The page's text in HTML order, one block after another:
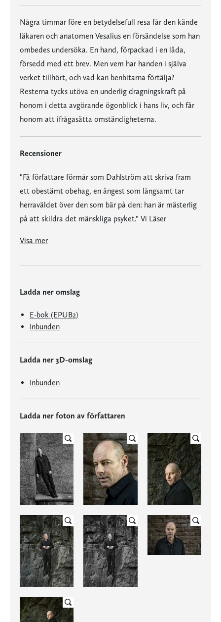
Några timmar före en betydelsefull resa får den kände
läkaren och anatomen Vesalius en försändelse som han
ombedes undersöka. En hand, förpackad i en låda,
försedd med ett brev. Men vem har handen i själva
verket tillhört, och vad kan benbitarna förtälja?
Resterna tycks utöva en underlig dragningskraft på
honom i detta avgörande ögonblick i hans liv, och får
honom att ifrågasätta omständigheterna.
Recensioner
"Få författare förmår som Dahlström att skriva fram
ett obestämt obehag, en ångest som långsamt tar
herraväldet över den som bär på den: han är mästerlig
på att skildra det mänskliga psyket." Vi Läser
Visa mer
Ladda ner omslag
E-bok (EPUB2)
Inbunden
Ladda ner 3D-omslag
Inbunden
Ladda ner foton av författaren